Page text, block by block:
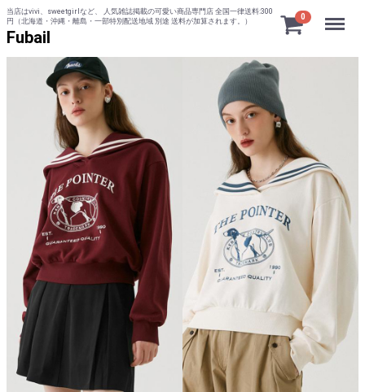
当店はvivi、sweetgirlなど、 人気雑誌掲載の可愛い商品専門店 全国一律送料:300
円（北海道・沖縄・離島・一部特別配送地域 別途 送料が加算されます。）
Fubail
0 Menu